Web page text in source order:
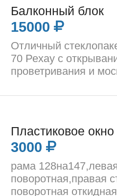
Балконный блок
15000
Отличный
70 Рехау с
проветривания и
Пластиковое окно
3000
рама
поворотная,правая
поворотная